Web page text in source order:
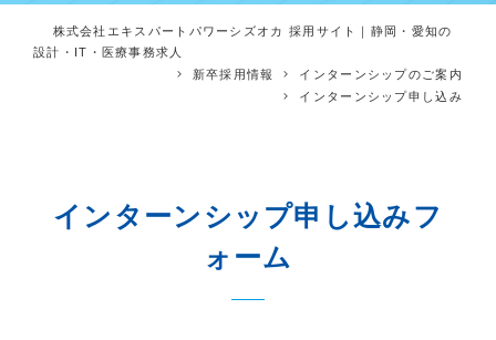
株式会社エキスパートパワーシズオカ 採用サイト｜静岡・愛知の
設計・IT・医療事務求人
新卒採用情報
インターンシップのご案内
インターンシップ申し込み
インターンシップ申し込みフ
ォーム